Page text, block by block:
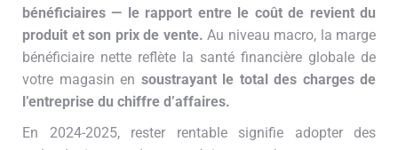
bénéficiaires — le rapport entre le coût de revient du
produit et son prix de vente. Au niveau macro, la marge
bénéficiaire nette reflète la santé financière globale de
votre magasin en soustrayant le total des charges de
l’entreprise du chiffre d’affaires.
En 2024-2025, rester rentable signifie adopter des